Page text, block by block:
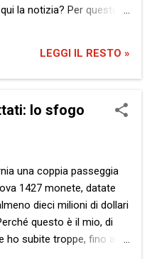
la notizia? Per questo vi
Nasoni, Naselli o come
è un numero ridicolo. Di
so bene la cifra esatta.
più che moltissimo,
del vostro. Ce l’ho qui,
Per ora, eh? Perché
sta crescendo. Di cui
Ma i miei sono tutti
sono anche camminabili e
LEGGI IL RESTO »
lo sfogo
una coppia passeggia
1427 monete, datate
dieci milioni di dollari
questo è il mio, di
subite troppe, fino ad